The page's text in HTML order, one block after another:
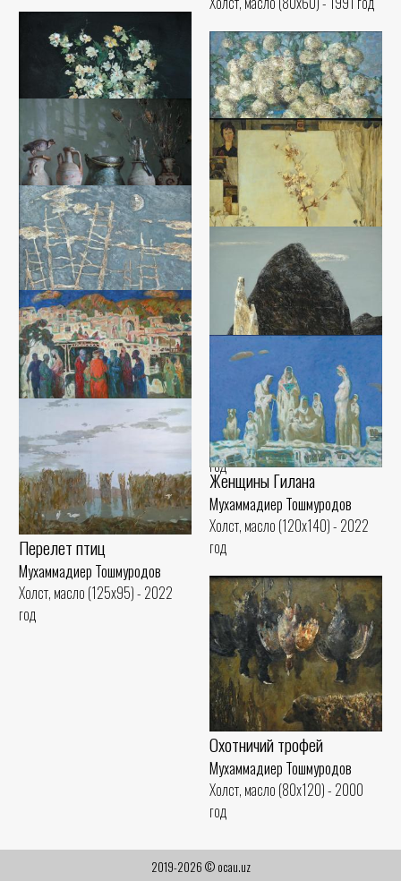
Жасмин
Мухаммадиер Тошмуродов
Холст, масло (70x80) - 2015 год
Бульденежи
Мухаммадиер Тошмуродов
Холст, масло (60x90) - 1999 год
В мастерской
Мухаммадиер Тошмуродов
Холст, масло (60x90) - 2016 год
Чистый холст
Мухаммадиер Тошмуродов
Холст, масло (130x140) - 1988
Древний Ургенч
Мухаммадиер Тошмуродов
Холст, масло (96x100) - 1999 год
Ожидание
Мухаммадиер Тошмуродов
Холст, масло (100x130) - 1994
год
Вечер
Мухаммадиер Тошмуродов
Холст, масло (110x130) - 2017
год
Женщины Гилана
Мухаммадиер Тошмуродов
Холст, масло (120x140) - 2022
год
Перелет птиц
Мухаммадиер Тошмуродов
Холст, масло (125x95) - 2022
год
Охотничий трофей
Мухаммадиер Тошмуродов
Холст, масло (80x120) - 2000
год
2019-2026 © ocau.uz